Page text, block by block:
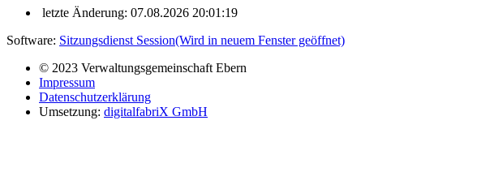
letzte Änderung: 07.08.2026 20:01:19
Software: Sitzungsdienst Session(Wird in neuem Fenster geöffnet)
© 2023 Verwaltungsgemeinschaft Ebern
Impressum
Datenschutzerklärung
Umsetzung: digitalfabriX GmbH